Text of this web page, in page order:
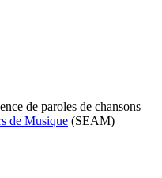
de paroles de chansons
de Musique (SEAM)